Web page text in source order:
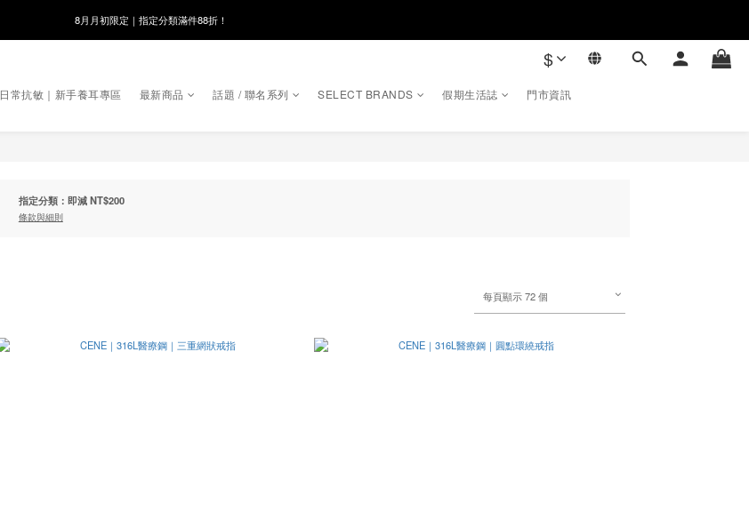
8月月初限定｜指定分類滿件88折！
8月月初限定｜指定分類滿件88折！
🌸新會員限定🌸註冊送$100購物金
$
日常抗敏｜新手養耳專區 最新商品 話題 / 聯名系列 SELECT BRANDS 假期生活誌 門市資訊
指定分類：即減 NT$200
條款與細則
每頁顯示 72 個